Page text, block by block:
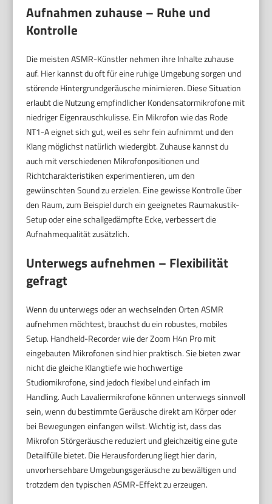
Aufnahmen zuhause – Ruhe und
Kontrolle
Die meisten ASMR-Künstler nehmen ihre Inhalte zuhause
auf. Hier kannst du oft für eine ruhige Umgebung sorgen und
störende Hintergrundgeräusche minimieren. Diese Situation
erlaubt die Nutzung empfindlicher Kondensatormikrofone mit
niedriger Eigenrauschkulisse. Ein Mikrofon wie das Rode
NT1-A eignet sich gut, weil es sehr fein aufnimmt und den
Klang möglichst natürlich wiedergibt. Zuhause kannst du
auch mit verschiedenen Mikrofonpositionen und
Richtcharakteristiken experimentieren, um den
gewünschten Sound zu erzielen. Eine gewisse Kontrolle über
den Raum, zum Beispiel durch ein geeignetes Raumakustik-
Setup oder eine schallgedämpfte Ecke, verbessert die
Aufnahmequalität zusätzlich.
Unterwegs aufnehmen – Flexibilität
gefragt
Wenn du unterwegs oder an wechselnden Orten ASMR
aufnehmen möchtest, brauchst du ein robustes, mobiles
Setup. Handheld-Recorder wie der Zoom H4n Pro mit
eingebauten Mikrofonen sind hier praktisch. Sie bieten zwar
nicht die gleiche Klangtiefe wie hochwertige
Studiomikrofone, sind jedoch flexibel und einfach im
Handling. Auch Lavaliermikrofone können unterwegs sinnvoll
sein, wenn du bestimmte Geräusche direkt am Körper oder
bei Bewegungen einfangen willst. Wichtig ist, dass das
Mikrofon Störgeräusche reduziert und gleichzeitig eine gute
Detailfülle bietet. Die Herausforderung liegt hier darin,
unvorhersehbare Umgebungsgeräusche zu bewältigen und
trotzdem den typischen ASMR-Effekt zu erzeugen.